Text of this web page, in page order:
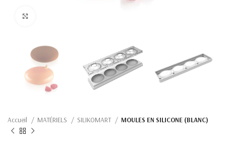
Accueil MATÉRIELS SILIKOMART MOULES EN SILICONE (BLANC)